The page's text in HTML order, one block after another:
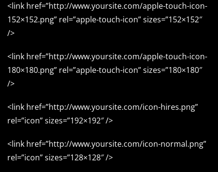
<link href=”http://www.yoursite.com/apple-touch-icon-
152×152.png” rel=”apple-touch-icon” sizes=”152×152″
/>
<link href=”http://www.yoursite.com/apple-touch-icon-
180×180.png” rel=”apple-touch-icon” sizes=”180×180″
/>
<link href=”http://www.yoursite.com/icon-hires.png”
rel=”icon” sizes=”192×192″ />
<link href=”http://www.yoursite.com/icon-normal.png”
rel=”icon” sizes=”128×128″ />